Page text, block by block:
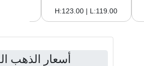
H:123.00 | L:119.00
أسعار الذهب